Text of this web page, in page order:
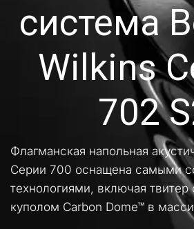
система
Wilkins
702
Флагманская напольная
Серии 700 оснащена самыми
технологиями, включая
куполом Carbon Dome™ в